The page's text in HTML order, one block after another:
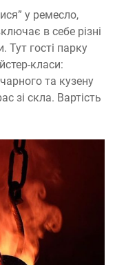
у ремесло,
в себе різні
Тут гості парку
класи:
та кузену
зі скла. Вартість